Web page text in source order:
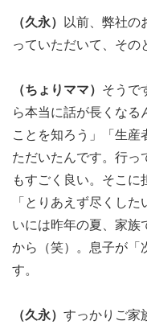
（久永）
以前、弊社の
っていただいて、その
（ちょりママ） そうで
ら本当に話が長くなる
ことを知ろう」「生産
ただいたんです。行っ
もすごく良い。そこに
「とりあえず尽くし
いには昨年の夏、家族
から（笑）。息子が「
す。
（久永） すっかりご家